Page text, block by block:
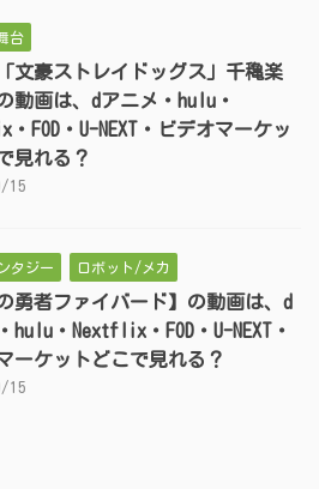
台
文豪ストレイドッグス」千穐楽
動画は、dアニメ・hulu・
FOD・U-NEXT・ビデオマーケッ
見れる？
15
タジー ロボット/メカ
勇者ファイバード】の動画は、d
hulu・Nextflix・FOD・U-NEXT・
ーケットどこで見れる？
15